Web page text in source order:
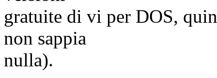
gratuite di vi per DOS,
non sappia
nulla).